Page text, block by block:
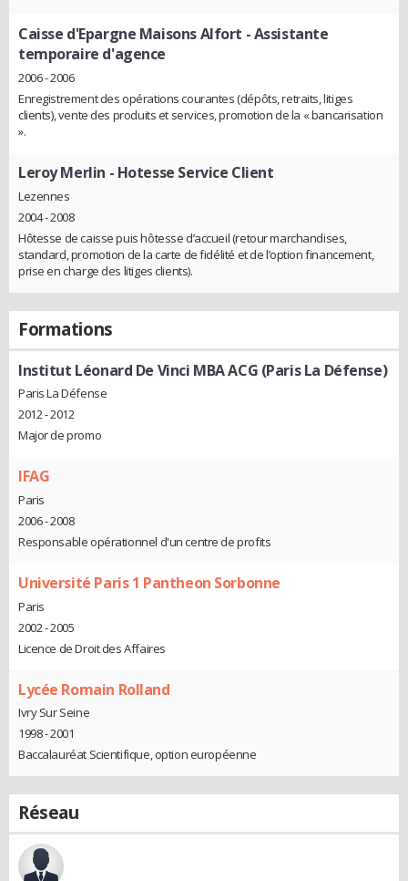
Caisse d'Epargne Maisons Alfort - Assistante
temporaire d'agence
2006 - 2006
Enregistrement des opérations courantes (dépôts, retraits, litiges
clients), vente des produits et services, promotion de la « bancarisation
».
Leroy Merlin - Hotesse Service Client
Lezennes
2004 - 2008
Hôtesse de caisse puis hôtesse d’accueil (retour marchandises,
standard, promotion de la carte de fidélité et de l’option financement,
prise en charge des litiges clients).
Formations
Institut Léonard De Vinci MBA ACG (Paris La Défense)
Paris La Défense
2012 - 2012
Major de promo
IFAG
Paris
2006 - 2008
Responsable opérationnel d'un centre de profits
Université Paris 1 Pantheon Sorbonne
Paris
2002 - 2005
Licence de Droit des Affaires
Lycée Romain Rolland
Ivry Sur Seine
1998 - 2001
Baccalauréat Scientifique, option européenne
Réseau